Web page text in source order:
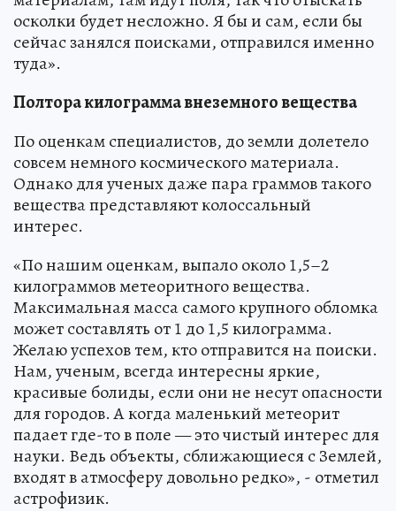
осколки будет несложно. Я бы и сам, если бы
сейчас занялся поисками, отправился именно
туда».
Полтора килограмма внеземного вещества
По оценкам специалистов, до земли долетело
совсем немного космического материала.
Однако для ученых даже пара граммов такого
вещества представляют колоссальный
интерес.
«По нашим оценкам, выпало около 1,5–2
килограммов метеоритного вещества.
Максимальная масса самого крупного обломка
может составлять от 1 до 1,5 килограмма.
Желаю успехов тем, кто отправится на поиски.
Нам, ученым, всегда интересны яркие,
красивые болиды, если они не несут опасности
для городов. А когда маленький метеорит
падает где-то в поле — это чистый интерес для
науки. Ведь объекты, сближающиеся с Землей,
входят в атмосферу довольно редко», - отметил
астрофизик.